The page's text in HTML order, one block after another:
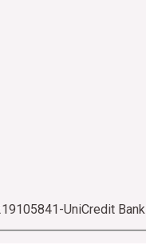
UniCredit Bank